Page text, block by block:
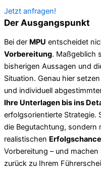
Jetzt anfragen!
Der Ausgangspunkt
Bei der MPU entscheidet
Vorbereitung. Maßgeblich
bisherigen Aussagen und
Situation. Genau hier
und individuell
Ihre Unterlagen bis ins
erfolgsorientierte Strategie.
die Begutachtung, sondern
realistischen
Vorbereitung – und
zurück zu Ihrem